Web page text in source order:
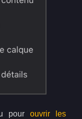
pour ouvrir les